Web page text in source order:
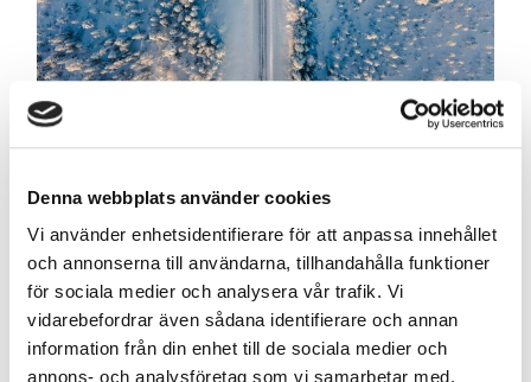
Denna webbplats använder cookies
Vi använder enhetsidentifierare för att anpassa innehållet
och annonserna till användarna, tillhandahålla funktioner
för sociala medier och analysera vår trafik. Vi
vidarebefordrar även sådana identifierare och annan
information från din enhet till de sociala medier och
annons- och analysföretag som vi samarbetar med.
Åsele